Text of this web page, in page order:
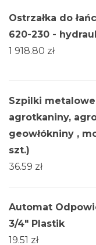
Ostrzałka do
620-230 -
1 918.80 zł
Szpilki
agrotkaniny,
geowłókniny ,
szt.)
36.59 zł
Automat
3/4" Plastik
19.51 zł